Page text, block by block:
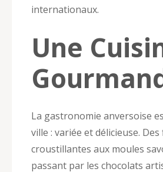
internationaux.
Une
La gastronomie anversoise
ville : variée et délicieuse.
croustillantes aux moules
passant par les chocolats